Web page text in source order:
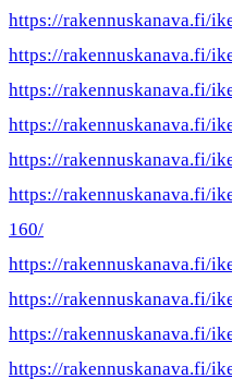
https://rakennuskanava.fi/
https://rakennuskanava.fi/
https://rakennuskanava.fi/
https://rakennuskanava.fi/
https://rakennuskanava.fi/
https://rakennuskanava.fi/
160/
https://rakennuskanava.fi/
https://rakennuskanava.fi/
https://rakennuskanava.fi/
https://rakennuskanava.fi/